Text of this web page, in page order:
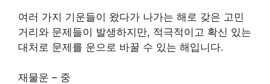
여러 가지 기운들이 왔다가 나가는 해로 갖은 고민
거리와 문제들이 발생하지만, 적극적이고 확신 있는
대처로 문제를 운으로 바꿀 수 있는 해입니다.
재물운 – 중